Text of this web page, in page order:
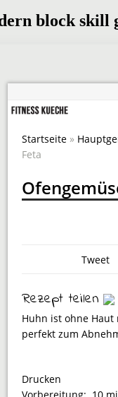
Startseite »
Feta
Tweet
Rezept teilen
Huhn ist ohne
perfekt zum
Drucken
Vorbereitung: 10